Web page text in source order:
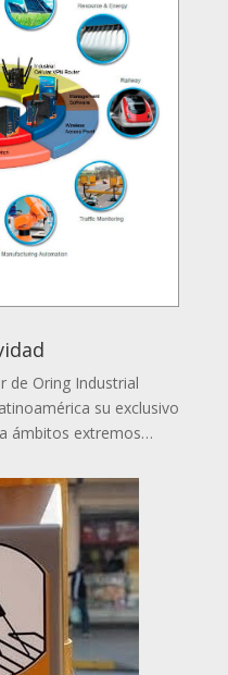
de Oring Industrial
su exclusivo
ámbitos extremos…